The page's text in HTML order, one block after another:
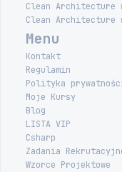
Clean Architecture
Clean Architecture
Menu
Kontakt
Regulamin
Polityka
Moje Kursy
Blog
LISTA VIP
Csharp
Zadania
Wzorce Projektowe